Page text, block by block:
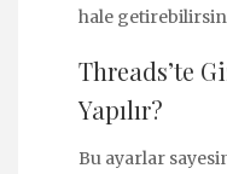
hale
Threads’te
Yapılır?
Bu ayarlar